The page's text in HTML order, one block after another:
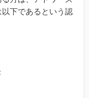
下であるという認